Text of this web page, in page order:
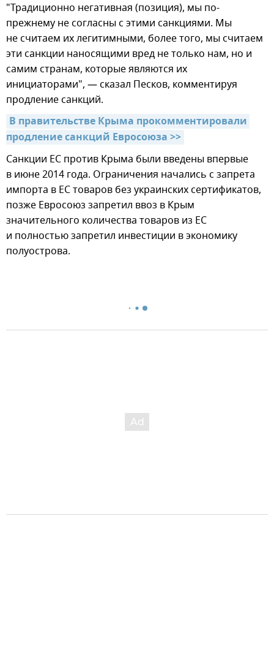
"Традиционно негативная (позиция), мы по-
прежнему не согласны с этими санкциями. Мы
не считаем их легитимными, более того, мы считаем
эти санкции наносящими вред не только нам, но и
самим странам, которые являются их
инициаторами", — сказал Песков, комментируя
продление санкций.
В правительстве Крыма прокомментировали
продление санкций Евросоюза >>
Санкции ЕС против Крыма были введены впервые
в июне 2014 года. Ограничения начались с запрета
импорта в ЕС товаров без украинских сертификатов,
позже Евросоюз запретил ввоз в Крым
значительного количества товаров из ЕС
и полностью запретил инвестиции в экономику
полуострова.